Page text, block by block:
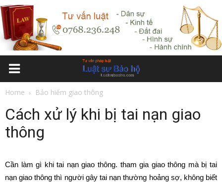
Home Bảo hiểm giao thông
Cách xử lý khi bị tai nạn giao
thông
Cần làm gì khi tai nạn giao thông. tham gia giao thông mà bị tai
nạn giao thông thì người gây tai nạn thường hoảng sợ, không biết